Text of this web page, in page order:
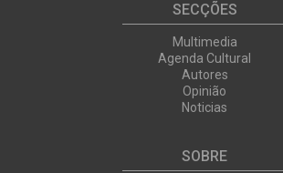
SECÇÕES
Multimedia
Agenda Cultural
Autores
Opinião
Noticias
SOBRE